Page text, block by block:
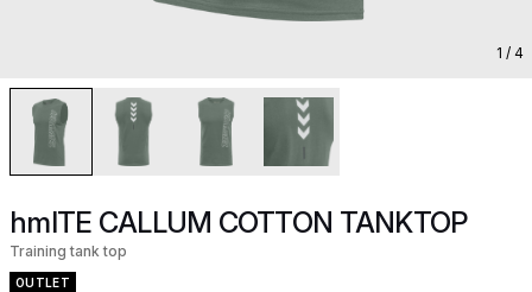
1 / 4
hmlTE CALLUM COTTON TANKTOP
Training tank top
OUTLET